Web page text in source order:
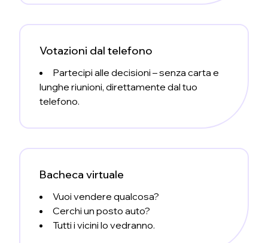
Votazioni dal telefono
Partecipi alle decisioni – senza carta e
lunghe riunioni, direttamente dal tuo
telefono.
Bacheca virtuale
Vuoi vendere qualcosa?
Cerchi un posto auto?
Tutti i vicini lo vedranno.